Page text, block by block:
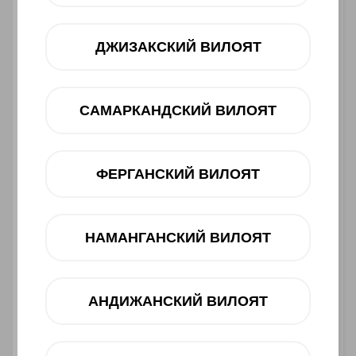
Asosiy xususiyatlari
8806097056409
ДЖИЗАКСКИЙ ВИЛОЯТ
САМАРКАНДСКИЙ ВИЛОЯТ
ФЕРГАНСКИЙ ВИЛОЯТ
НАМАНГАНСКИЙ ВИЛОЯТ
АНДИЖАНСКИЙ ВИЛОЯТ